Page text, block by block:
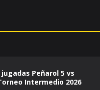
Peñarol 5 vs
Intermedio 2026